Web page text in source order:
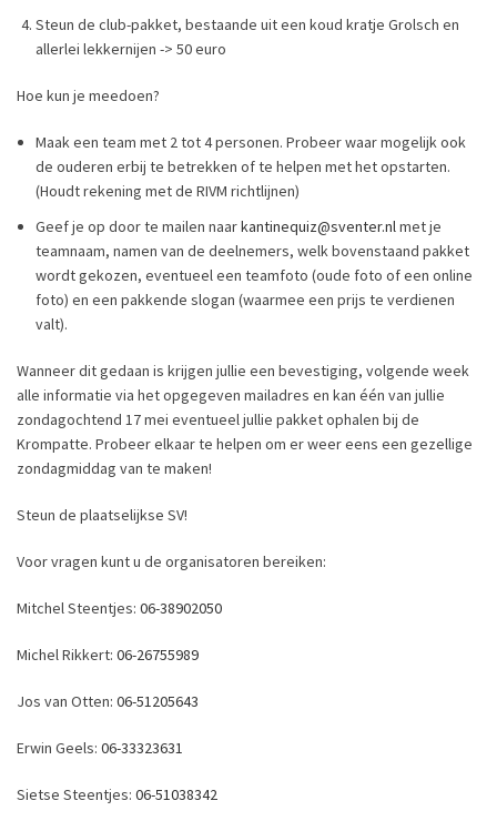
Steun de club-pakket, bestaande uit een koud kratje Grolsch en
allerlei lekkernijen -> 50 euro
Hoe kun je meedoen?
Maak een team met 2 tot 4 personen. Probeer waar mogelijk ook
de ouderen erbij te betrekken of te helpen met het opstarten.
(Houdt rekening met de RIVM richtlijnen)
Geef je op door te mailen naarkantinequiz@sventer.nlmet je
teamnaam, namen van de deelnemers, welk bovenstaand pakket
wordt gekozen, eventueel een teamfoto (oude foto of een online
foto) en een pakkende slogan (waarmee een prijs te verdienen
valt).
Wanneer dit gedaan is krijgen jullie een bevestiging, volgende week
alle informatie via het opgegeven mailadres en kan één van jullie
zondagochtend 17 mei eventueel jullie pakket ophalen bij de
Krompatte. Probeer elkaar te helpen om er weer eens een gezellige
zondagmiddag van te maken!
Steun de plaatselijkse SV!
Voor vragen kunt u de organisatoren bereiken:
Mitchel Steentjes: 06-38902050
Michel Rikkert: 06-26755989
Jos van Otten: 06-51205643
Erwin Geels: 06-33323631
Sietse Steentjes: 06-51038342